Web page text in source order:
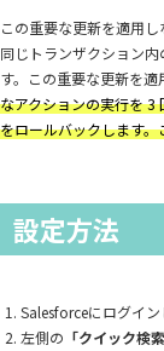
この重要な更新を適用
同じトランザクション
す。この重要な更新を適
なアクションの実行を 3
をロールバックします
設定方法
Salesforceにログイ
左側の 「クイック検索